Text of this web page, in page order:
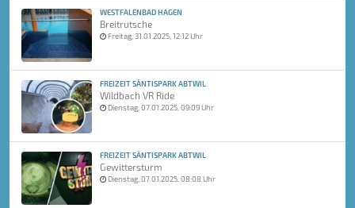
WESTFALENBAD HAGEN
Breitrutsche
Freitag, 31.01.2025, 12:12 Uhr
FREIZEIT SÄNTISPARK ABTWIL
Wildbach VR Ride
Dienstag, 07.01.2025, 09:09 Uhr
FREIZEIT SÄNTISPARK ABTWIL
Gewittersturm
Dienstag, 07.01.2025, 08:08 Uhr